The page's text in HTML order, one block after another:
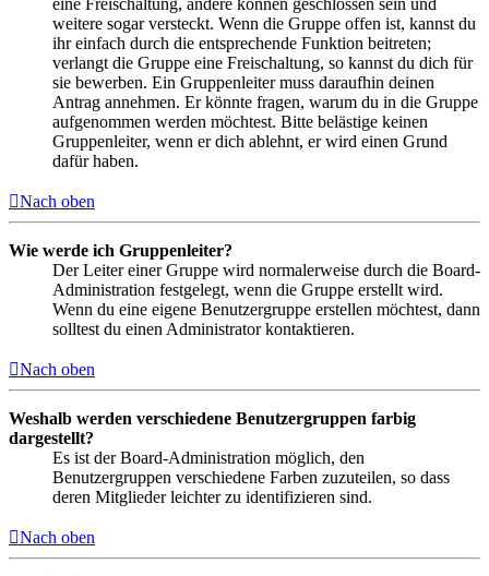
eine Freischaltung, andere können geschlossen sein und
weitere sogar versteckt. Wenn die Gruppe offen ist, kannst du
ihr einfach durch die entsprechende Funktion beitreten;
verlangt die Gruppe eine Freischaltung, so kannst du dich für
sie bewerben. Ein Gruppenleiter muss daraufhin deinen
Antrag annehmen. Er könnte fragen, warum du in die Gruppe
aufgenommen werden möchtest. Bitte belästige keinen
Gruppenleiter, wenn er dich ablehnt, er wird einen Grund
dafür haben.
Nach oben
Wie werde ich Gruppenleiter?
Der Leiter einer Gruppe wird normalerweise durch die Board-
Administration festgelegt, wenn die Gruppe erstellt wird.
Wenn du eine eigene Benutzergruppe erstellen möchtest, dann
solltest du einen Administrator kontaktieren.
Nach oben
Weshalb werden verschiedene Benutzergruppen farbig
dargestellt?
Es ist der Board-Administration möglich, den
Benutzergruppen verschiedene Farben zuzuteilen, so dass
deren Mitglieder leichter zu identifizieren sind.
Nach oben